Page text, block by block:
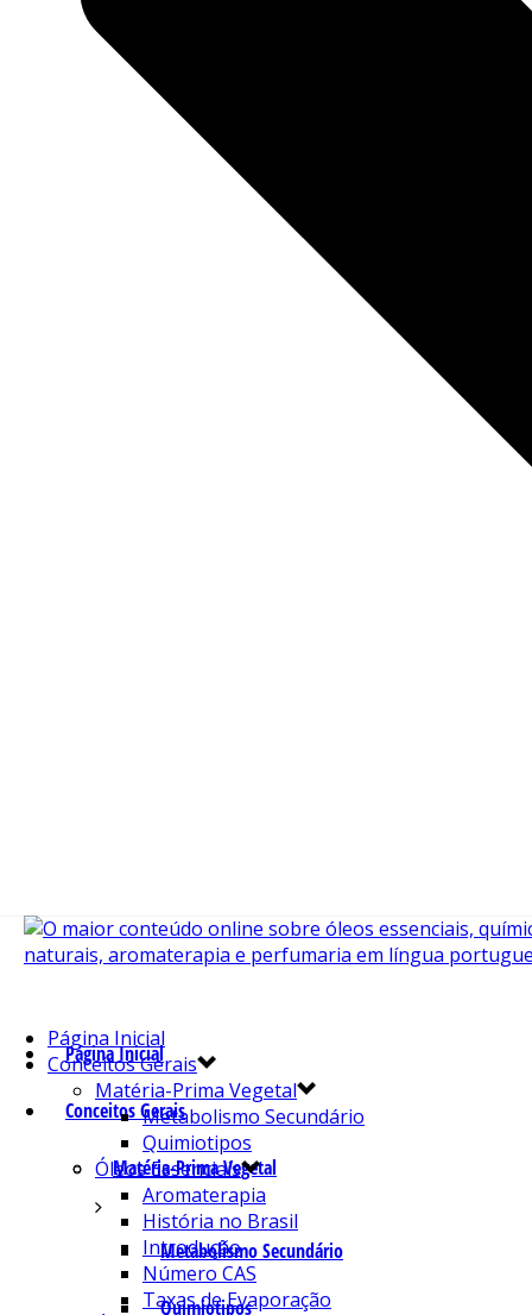
Página Inicial
Conceitos Gerais
Matéria-Prima Vegetal
Metabolismo Secundário
Quimiotipos
Página Inicial
Conceitos Gerais
Matéria-Prima Vegetal
Metabolismo Secundário
Quimiotipos
Óleos Essenciais
Aromaterapia
História no Brasil
Introdução
Número CAS
Taxas de Evaporação